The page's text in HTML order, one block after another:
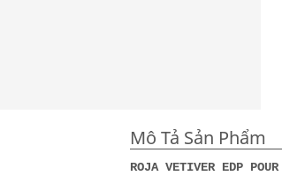
Mô Tả Sản Phẩm
ROJA VETIVER EDP POUR